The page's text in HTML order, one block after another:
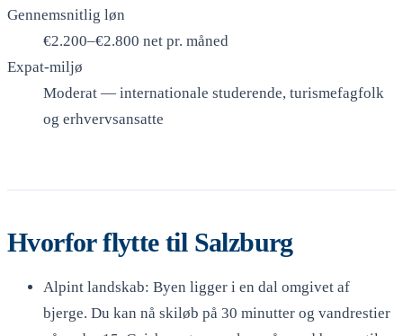
Gennemsnitlig løn
€2.200–€2.800 net pr. måned
Expat-miljø
Moderat — internationale studerende, turismefagfolk
og erhvervsansatte
Hvorfor flytte til Salzburg
Alpint landskab: Byen ligger i en dal omgivet af
bjerge. Du kan nå skiløb på 30 minutter og vandrestier